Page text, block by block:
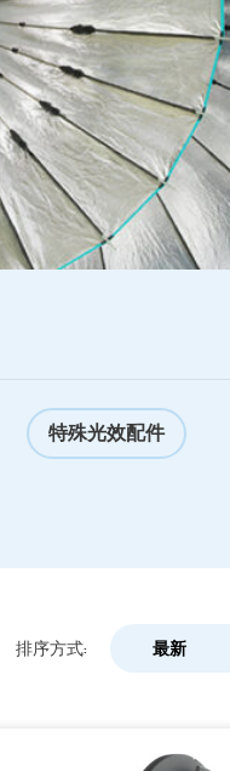
特殊光效配件
排序方式: 最新
最新
A-Z